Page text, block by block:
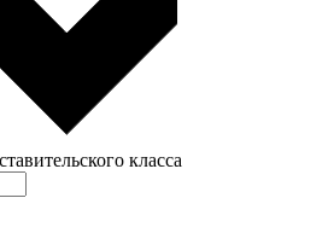
класса